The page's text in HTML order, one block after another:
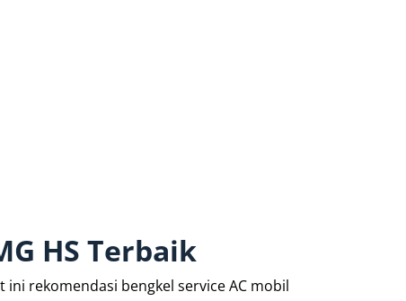
HS Terbaik
rekomendasi bengkel service AC mobil